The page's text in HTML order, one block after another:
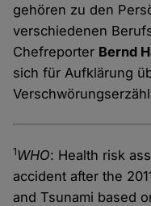
gehören zu den
verschiedenen
Chefreporter Bernd
sich für Aufklärung
1WHO: Health risk
accident after the
and Tsunami based